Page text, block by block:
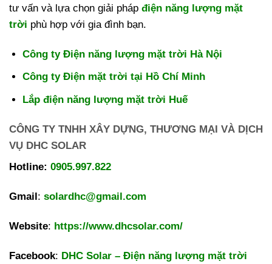
tư vấn và lựa chọn giải pháp điện năng lượng mặt
trời phù hợp với gia đình bạn.
Công ty Điện năng lượng mặt trời Hà Nội
Công ty Điện mặt trời tại Hồ Chí Minh
Lắp điện năng lượng mặt trời Huế
CÔNG TY TNHH XÂY DỰNG, THƯƠNG MẠI VÀ DỊCH
VỤ DHC SOLAR
Hotline: 0905.997.822
Gmail : solardhc@gmail.com
Website: https://www.dhcsolar.com/
Facebook: DHC Solar – Điện năng lượng mặt trời